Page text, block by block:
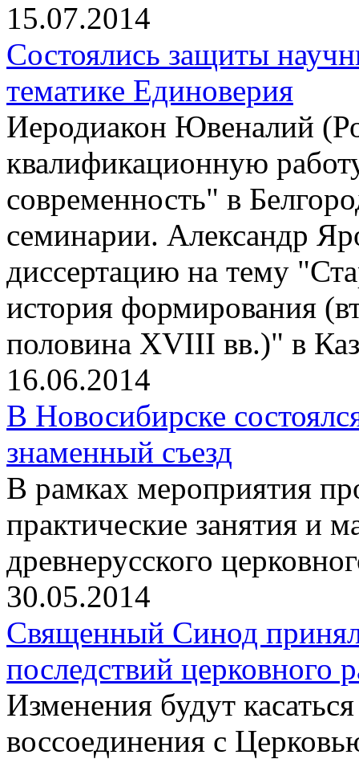
15.07.2014
Состоялись защиты
тематике Единоверия
Иеродиакон Ювеналий
квалификационную
современность" в
семинарии. Александр
диссертацию на тему
история формирования
половина XVIII вв.)" в
16.06.2014
В Новосибирске
знаменный съезд
В рамках мероприятия
практические занятия и
древнерусского
30.05.2014
Священный Синод
последствий церковного
Изменения будут
воссоединения с